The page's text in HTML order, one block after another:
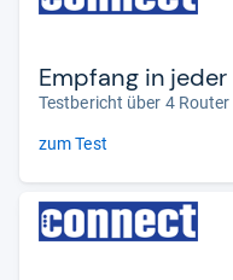
Empfang in jeder
Testbericht über 4 Router
zum Test